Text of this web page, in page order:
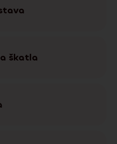
škatla